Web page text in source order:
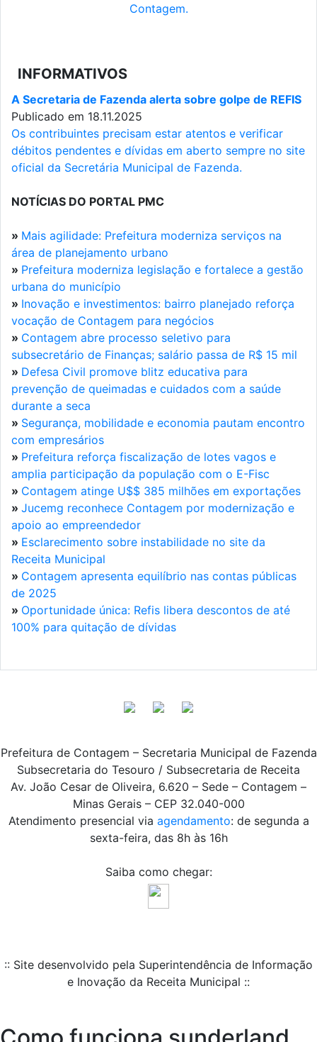
Contagem.
INFORMATIVOS
A Secretaria de Fazenda alerta sobre golpe de REFIS
Publicado em 18.11.2025
Os contribuintes precisam estar atentos e verificar
débitos pendentes e dívidas em aberto sempre no site
oficial da Secretária Municipal de Fazenda.
NOTÍCIAS DO PORTAL PMC
» Mais agilidade: Prefeitura moderniza serviços na
área de planejamento urbano
» Prefeitura moderniza legislação e fortalece a gestão
urbana do município
» Inovação e investimentos: bairro planejado reforça
vocação de Contagem para negócios
» Contagem abre processo seletivo para
subsecretário de Finanças; salário passa de R$ 15 mil
» Defesa Civil promove blitz educativa para
prevenção de queimadas e cuidados com a saúde
durante a seca
» Segurança, mobilidade e economia pautam encontro
com empresários
» Prefeitura reforça fiscalização de lotes vagos e
amplia participação da população com o E-Fisc
» Contagem atinge U$$ 385 milhões em exportações
» Jucemg reconhece Contagem por modernização e
apoio ao empreendedor
» Esclarecimento sobre instabilidade no site da
Receita Municipal
» Contagem apresenta equilíbrio nas contas públicas
de 2025
» Oportunidade única: Refis libera descontos de até
100% para quitação de dívidas
Prefeitura de Contagem – Secretaria Municipal de Fazenda
Subsecretaria do Tesouro / Subsecretaria de Receita
Av. João Cesar de Oliveira, 6.620 – Sede – Contagem –
Minas Gerais – CEP 32.040-000
Atendimento presencial via agendamento: de segunda a
sexta-feira, das 8h às 16h
Saiba como chegar:
:: Site desenvolvido pela Superintendência de Informação
e Inovação da Receita Municipal ::